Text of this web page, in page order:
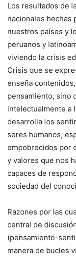
Los resultados de
nacionales hechas
nuestros países y
peruanos y
viviendo la crisis
Crisis que se
enseña
pensamiento, sino
intelectualmente a
desarrolla los
seres humanos,
empobrecidos por
y valores que nos
capaces de
sociedad del
Razones por las
central de
(pensamiento-
manera de bucles